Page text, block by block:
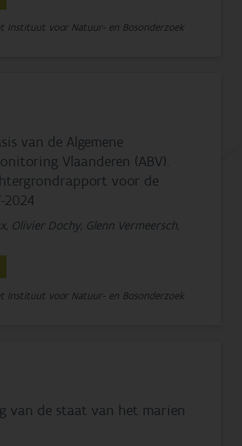
Instituut voor Natuur- en Bosonderzoek
van de Algemene
Vlaanderen (ABV).
voor de
2024
Olivier Dochy, Glenn Vermeersch,
Instituut voor Natuur- en Bosonderzoek
van de staat van het marien